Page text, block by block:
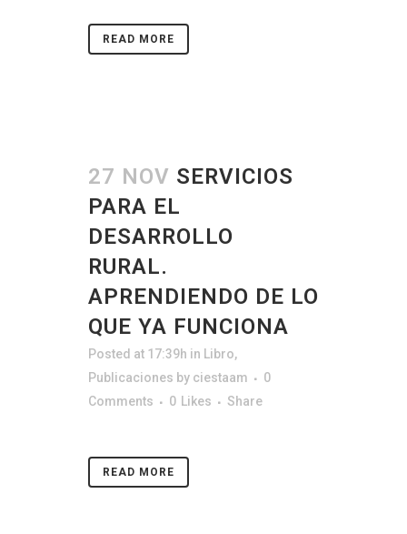
READ MORE
27 NOV SERVICIOS
PARA EL
DESARROLLO
RURAL.
APRENDIENDO DE LO
QUE YA FUNCIONA
Posted at 17:39h in Libro,
Publicaciones by ciestaam
0
Comments
0 Likes Share
READ MORE